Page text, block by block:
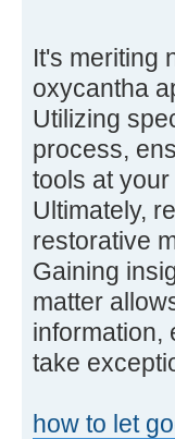
It's meriting
oxycantha
Utilizing
process,
tools at
Ultimately,
restorative
Gaining
matter
information,
take
how to let